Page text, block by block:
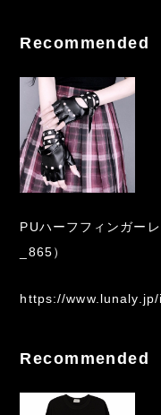
Recommended
PUハーフフィンガー
_865）
https://
Recommended